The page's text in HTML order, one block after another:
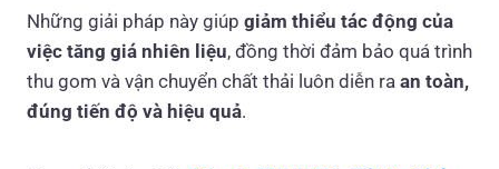
Những giải pháp này giúp giảm thiểu tác động của
việc tăng giá nhiên liệu, đồng thời đảm bảo quá trình
thu gom và vận chuyển chất thải luôn diễn ra an toàn,
đúng tiến độ và hiệu quả.